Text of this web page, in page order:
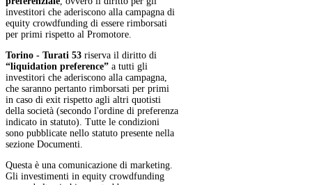
investitori che aderiscono alla campagna di
equity crowdfunding di essere rimborsati
per primi rispetto al Promotore.
Torino - Turati 53 riserva il diritto di
“liquidation preference” a tutti gli
investitori che aderiscono alla campagna,
che saranno pertanto rimborsati per primi
in caso di exit rispetto agli altri quotisti
della società (secondo l'ordine di preferenza
indicato in statuto). Tutte le condizioni
sono pubblicate nello statuto presente nella
sezione Documenti.
Questa è una comunicazione di marketing.
Gli investimenti in equity crowdfunding